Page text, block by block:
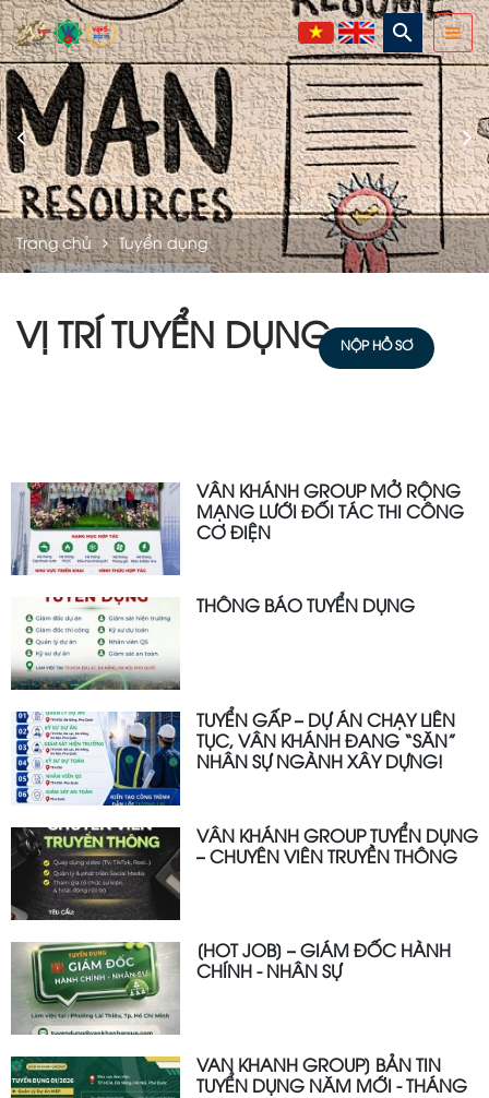
search
Trang chủ Tuyển dụng
VỊ TRÍ TUYỂN DỤNG NỘP HỒ SƠ
VÂN KHÁNH GROUP MỞ RỘNG
MẠNG LƯỚI ĐỐI TÁC THI CÔNG
CƠ ĐIỆN
THÔNG BÁO TUYỂN DỤNG
TUYỂN GẤP – DỰ ÁN CHẠY LIÊN
TỤC, VÂN KHÁNH ĐANG “SĂN”
NHÂN SỰ NGÀNH XÂY DỰNG!
VÂN KHÁNH GROUP TUYỂN DỤNG
– CHUYÊN VIÊN TRUYỀN THÔNG
[HOT JOB] – GIÁM ĐỐC HÀNH
CHÍNH - NHÂN SỰ
VAN KHANH GROUP] BẢN TIN
TUYỂN DỤNG NĂM MỚI - THÁNG